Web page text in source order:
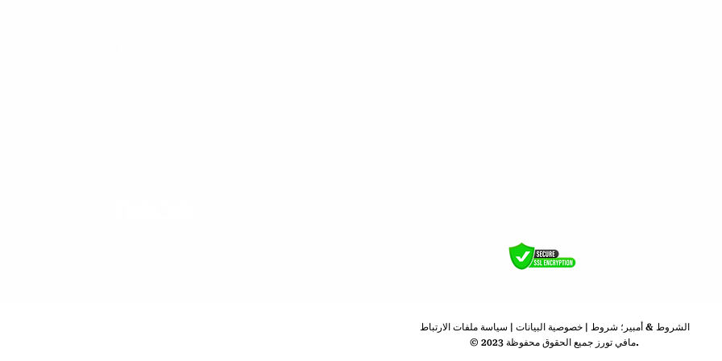
الشروط & أمبير؛ شروط |خصوصية البيانات
سياسة ملفات الارتباط
© 2023 مافي تورز جميع الحقوق محفوظة.